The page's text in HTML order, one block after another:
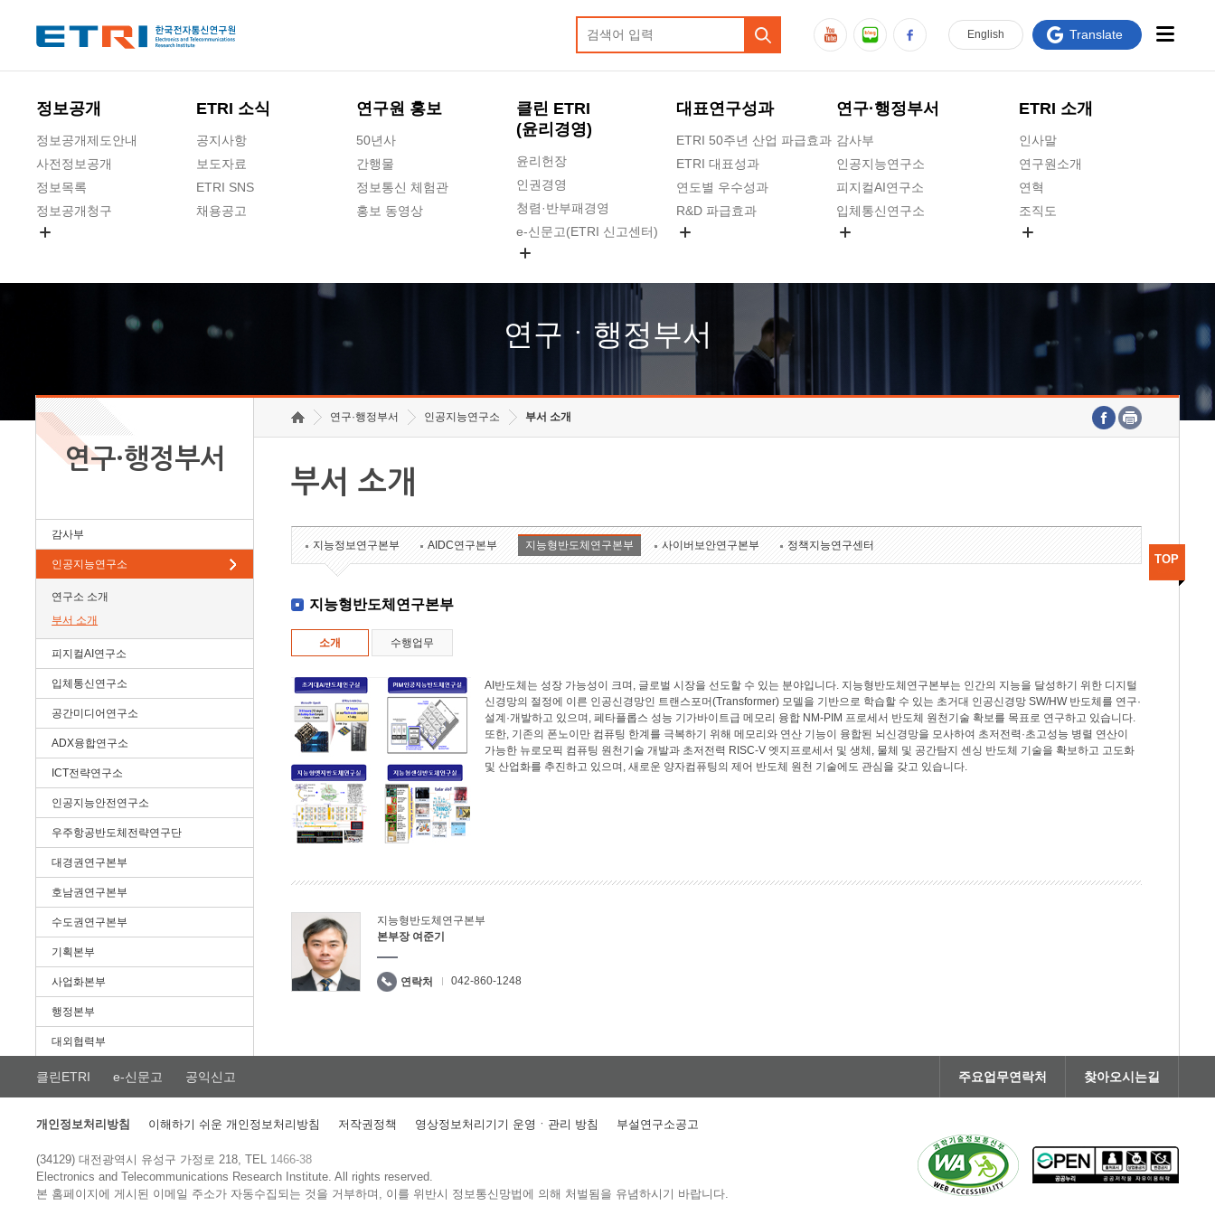
정보공개
정보공개제도안내
사전정보공개
정보목록
정보공개청구
ETRI 소식
공지사항
보도자료
ETRI SNS
채용공고
연구원 홍보
50년사
간행물
정보통신 체험관
홍보 동영상
클린 ETRI
(윤리경영)
윤리헌장
인권경영
청렴·반부패경영
e-신문고(ETRI 신고센터)
고객의소리
수의계약 현황
대표연구성과
ETRI 50주년 산업 파급효과
ETRI 대표성과
연도별 우수성과
R&D 파급효과
연구·행정부서
감사부
인공지능연구소
피지컬AI연구소
입체통신연구소
호남권연구본부
기획본부
ETRI 소개
인사말
연구원소개
연혁
조직도
연구원 고객헌장
주요업무연락처
English Translate
연구ㆍ행정부서
연구·행정부서
감사부
인공지능연구소
연구소 소개
부서 소개
피지컬AI연구소
입체통신연구소
공간미디어연구소
ADX융합연구소
ICT전략연구소
인공지능안전연구소
우주항공반도체전략연구단
대경권연구본부
호남권연구본부
수도권연구본부
기획본부
사업화본부
행정본부
대외협력부
연구·행정부서 인공지능연구소 부서 소개
부서 소개
지능정보연구본부 AIDC연구본부 지능형반도체연구본부 사이버보안연구본부 정책지능연구센터
지능형반도체연구본부
소개 수행업무
AI반도체는 성장 가능성이 크며, 글로벌 시장을 선도할 수 있는 분야입니다. 지능형반도체연구본부는 인간의 지능을 달성하기 위한 디지털
신경망의 절정에 이른 인공신경망인 트랜스포머(Transformer) 모델을 기반으로 학습할 수 있는 초거대 인공신경망 SW/HW 반도체를 연구·
설계·개발하고 있으며, 페타플롭스 성능 기가바이트급 메모리 융합 NM-PIM 프로세서 반도체 원천기술 확보를 목표로 연구하고 있습니다.
또한, 기존의 폰노이만 컴퓨팅 한계를 극복하기 위해 메모리와 연산 기능이 융합된 뇌신경망을 모사하여 초저전력·초고성능 병렬 연산이
가능한 뉴로모픽 컴퓨팅 원천기술 개발과 초저전력 RISC-V 엣지프로세서 및 생체, 물체 및 공간탐지 센싱 반도체 기술을 확보하고 고도화
및 산업화를 추진하고 있으며, 새로운 양자컴퓨팅의 제어 반도체 원천 기술에도 관심을 갖고 있습니다.
지능형반도체연구본부
본부장 여준기
연락처 042-860-1248
TOP
클린ETRI e-신문고 공익신고 주요업무연락처 찾아오시는길
개인정보처리방침 이해하기 쉬운 개인정보처리방침 저작권정책 영상정보처리기기 운영ㆍ관리 방침 부설연구소공고
(34129) 대전광역시 유성구 가정로 218, TEL 1466-38
Electronics and Telecommunications Research Institute.All rights reserved.
본 홈페이지에 게시된 이메일 주소가 자동수집되는 것을 거부하며, 이를 위반시 정보통신망법에 의해 처벌됨을 유념하시기 바랍니다.